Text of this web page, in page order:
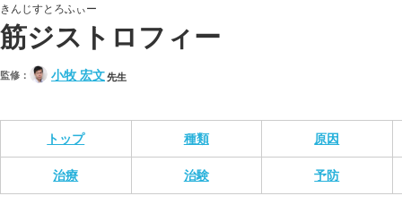
きんじすとろふぃー
筋ジストロフィー
監修： 小牧 宏文先生
トップ 種類 原因
治療 治験 予防